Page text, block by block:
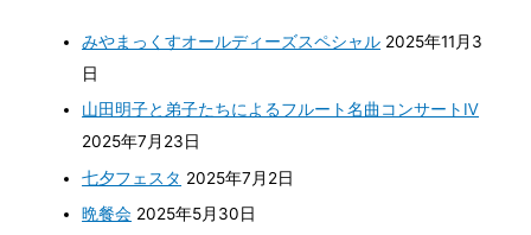
みやまっくすオールディーズスペシャル 2025年11月3
日
山田明子と弟子たちによるフルート名曲コンサートⅣ
2025年7月23日
七夕フェスタ 2025年7月2日
晩餐会 2025年5月30日